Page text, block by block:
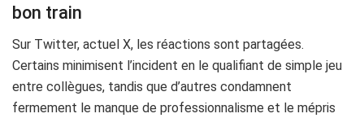
bon train
Sur Twitter, actuel X, les réactions sont partagées.
Certains minimisent l’incident en le qualifiant de simple jeu
entre collègues, tandis que d’autres condamnent
fermement le manque de professionnalisme et le mépris